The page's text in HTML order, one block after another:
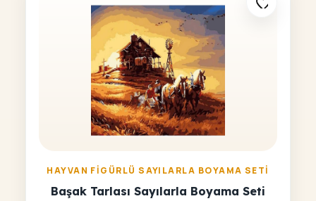
HAYVAN FIGÜRLÜ SAYILARLA BOYAMA SETI
Başak Tarlası Sayılarla Boyama Seti